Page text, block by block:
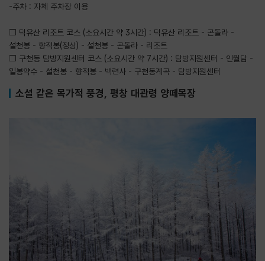
-주차 : 자체 주차장 이용
❒ 덕유산 리조트 코스 (소요시간 약 3시간) : 덕유산 리조트 - 곤돌라 -
설천봉 - 향적봉(정상) - 설천봉 - 곤돌라 - 리조트
❒ 구천동 탐방지원센터 코스 (소요시간 약 7시간) : 탐방지원센터 - 인월담 -
일봉약수 - 설천봉 - 향적봉 - 백련사 - 구천동계곡 - 탐방지원센터
소설 같은 목가적 풍경, 평창 대관령 양떼목장